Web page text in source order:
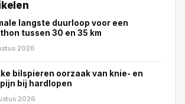
langste duurloop voor een
tussen 30 en 35 km
2026
bilspieren oorzaak van knie- en
bij hardlopen
2026